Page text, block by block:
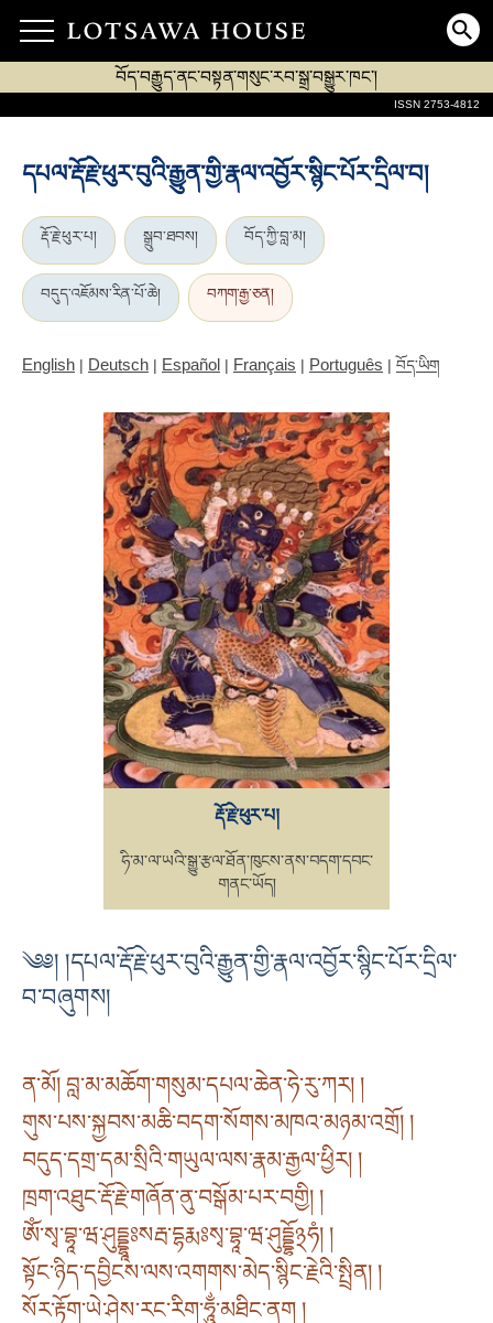
བོད་བརྒྱུད་ནང་བསྟན་གསུང་རབ་སྒྲ་བསྒྱུར་ཁང་།
ISSN 2753-4812
དཔལ་རྡོ་རྗེ་ཕུར་བུའི་རྒྱུན་གྱི་རྣལ་འབྱོར་སྙིང་པོར་དྲིལ་བ།
རྡོ་རྗེ་ཕུར་པ། སྒྲུབ་ཐབས། བོད་ཀྱི་བླ་མ།
བདུད་འཇོམས་རིན་པོ་ཆེ། བཀག་རྒྱ་ཅན།
English | Deutsch | Español | Français | Português | བོད་ཡིག
རྡོ་རྗེ་ཕུར་པ།
ཧི་མ་ལ་ཡའི་སྒྱུ་རྩལ་ཐོན་ཁུངས་ནས་བདག་དབང་
གནང་ཡོད།
༄༅། །དཔལ་རྡོ་རྗེ་ཕུར་བུའི་རྒྱུན་གྱི་རྣལ་འབྱོར་སྙིང་པོར་དྲིལ་
བ་བཞུགས།
ན་མོ། བླ་མ་མཆོག་གསུམ་དཔལ་ཆེན་ཧེ་རུ་ཀར། །
གུས་པས་སྐྱབས་མཆི་བདག་སོགས་མཁའ་མཉམ་འགྲོ། །
བདུད་དགྲ་དམ་སྲིའི་གཡུལ་ལས་རྣམ་རྒྱལ་ཕྱིར། །
ཁྲག་འཐུང་རྡོ་རྗེ་གཞོན་ནུ་བསྒོམ་པར་བགྱི། །
ཨོཾ་སྭ་བྷཱ་ཝ་ཤུདྡྷཱཿསརྦ་དྷརྨཿསྭ་བྷཱ་ཝ་ཤུདྡྷོ྅ཧཾ། །
སྟོང་ཉིད་དབྱིངས་ལས་འགགས་མེད་སྙིང་རྗེའི་སྤྲིན། །
སོར་རྟོག་ཡེ་ཤེས་རང་རིག་ཧཱུྂ་མཐིང་ནག །